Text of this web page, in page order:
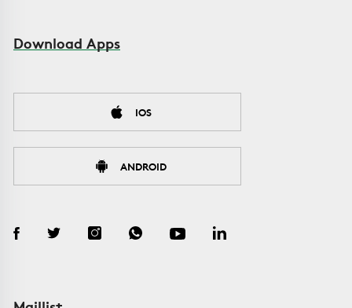
Download Apps
IOS
ANDROID